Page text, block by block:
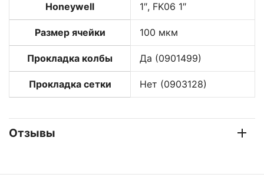
Honeywell
1″, FK06 1″
Размер ячейки 100 мкм
Прокладка колбы Да (0901499)
Прокладка сетки Нет (0903128)
Отзывы